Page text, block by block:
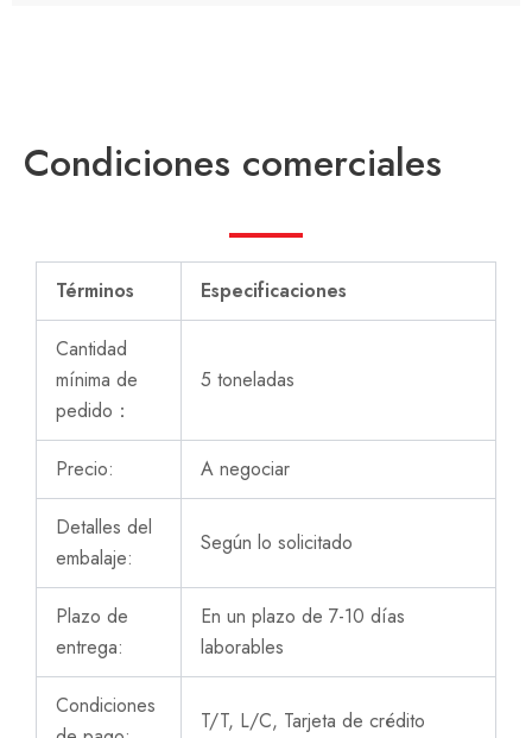
Condiciones comerciales
Términos Especificaciones
Cantidad
mínima de
pedido：
5 toneladas
Precio: A negociar
Detalles del
embalaje:
Según lo solicitado
Plazo de
entrega:
En un plazo de 7-10 días
laborables
Condiciones
T/T, L/C, Tarjeta de crédito